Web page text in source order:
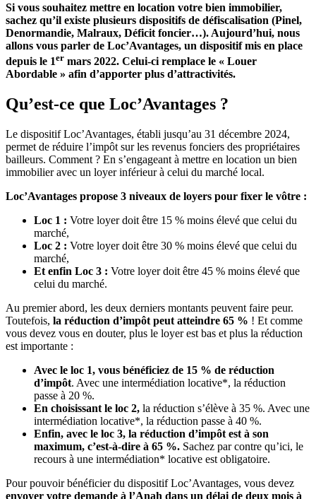
Si vous souhaitez mettre en location votre bien immobilier,
sachez qu’il existe plusieurs dispositifs de défiscalisation (Pinel,
Denormandie, Malraux, Déficit foncier…). Aujourd’hui, nous
allons vous parler de Loc’Avantages, un dispositif mis en place
depuis le 1er mars 2022. Celui-ci remplace le « Louer
Abordable » afin d’apporter plus d’attractivités.
Qu’est-ce que Loc’Avantages ?
Le dispositif Loc’Avantages, établi jusqu’au 31 décembre 2024,
permet de réduire l’impôt sur les revenus fonciers des propriétaires
bailleurs. Comment ? En s’engageant à mettre en location un bien
immobilier avec un loyer inférieur à celui du marché local.
Loc’Avantages propose 3 niveaux de loyers pour fixer le vôtre :
Loc 1 : Votre loyer doit être 15 % moins élevé que celui du
marché,
Loc 2 : Votre loyer doit être 30 % moins élevé que celui du
marché,
Et enfin Loc 3 : Votre loyer doit être 45 % moins élevé que
celui du marché.
Au premier abord, les deux derniers montants peuvent faire peur.
Toutefois, la réduction d’impôt peut atteindre 65 % ! Et comme
vous devez vous en douter, plus le loyer est bas et plus la réduction
est importante :
Avec le loc 1, vous bénéficiez de 15 % de réduction
d’impôt. Avec une intermédiation locative*, la réduction
passe à 20 %.
En choisissant le loc 2, la réduction s’élève à 35 %. Avec une
intermédiation locative*, la réduction passe à 40 %.
Enfin, avec le loc 3, la réduction d’impôt est à son
maximum, c’est-à-dire à 65 %. Sachez par contre qu’ici, le
recours à une intermédiation* locative est obligatoire.
Pour pouvoir bénéficier du dispositif Loc’Avantages, vous devez
envoyer votre demande à l’Anah dans un délai de deux mois à